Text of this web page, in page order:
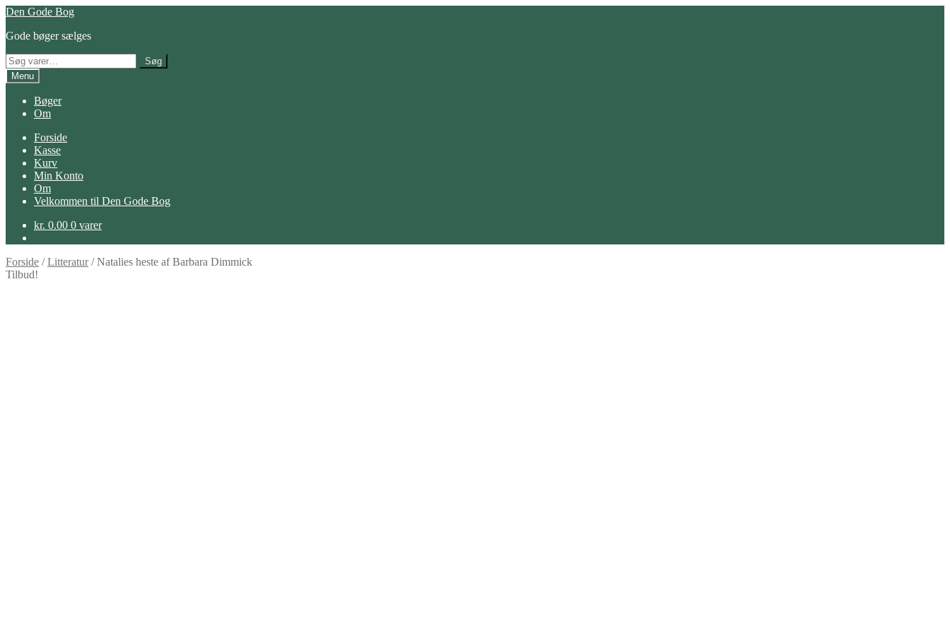
Spring
navigation
Spring
indhold
Den Gode Bog
Gode bøger sælges
Søg
efter:
Søg
Menu
Bøger
Om
Forside
Kasse
Kurv
Min Konto
Om
Velkommen til Den Gode Bog
kr. 0.00 0 varer
Forside /Litteratur/Natalies heste af Barbara Dimmick
Tilbud!